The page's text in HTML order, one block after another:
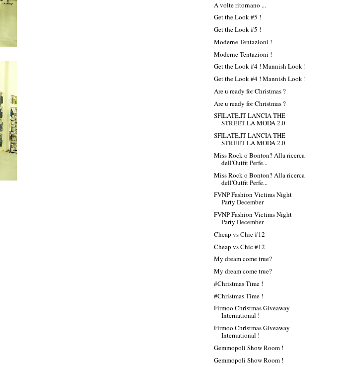
A volte ritornano ...
Get the Look #5 !
Get the Look #5 !
Moderne Tentazioni !
Moderne Tentazioni !
Get the Look #4 ! Mannish Look !
Get the Look #4 ! Mannish Look !
Are u ready for Christmas ?
Are u ready for Christmas ?
SFILATE.IT LANCIA THE
STREET LA MODA 2.0
SFILATE.IT LANCIA THE
STREET LA MODA 2.0
Miss Rock o Bonton? Alla ricerca
dell'Outfit Perfe...
Miss Rock o Bonton? Alla ricerca
dell'Outfit Perfe...
FVNP Fashion Victims Night
Party December
FVNP Fashion Victims Night
Party December
Cheap vs Chic #12
Cheap vs Chic #12
My dream come true?
My dream come true?
#Christmas Time !
#Christmas Time !
Firmoo Christmas Giveaway
International !
Firmoo Christmas Giveaway
International !
Gemmopoli Show Room !
Gemmopoli Show Room !